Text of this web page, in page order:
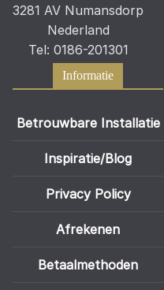
3281 AV Numansdorp
Nederland
Tel: 0186-201301
Informatie
Betrouwbare Installatie
Inspiratie/Blog
Privacy Policy
Afrekenen
Betaalmethoden